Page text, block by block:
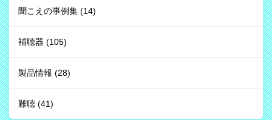
聞こえの事例集 (14)
補聴器 (105)
製品情報 (28)
難聴 (41)